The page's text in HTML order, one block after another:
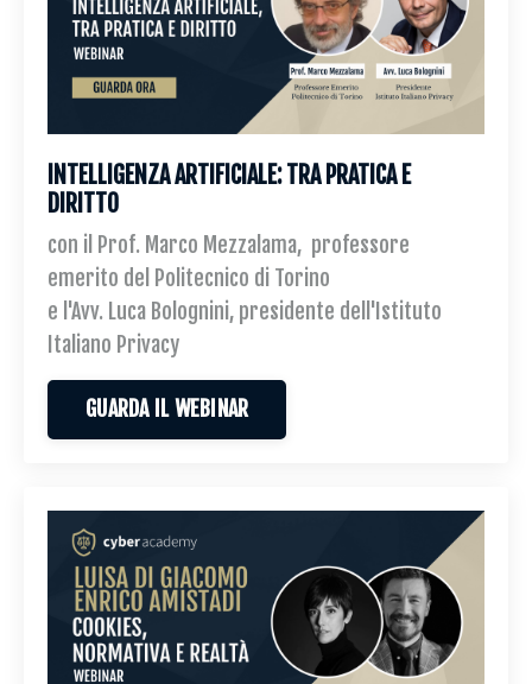
INTELLIGENZA ARTIFICIALE: TRA PRATICA E
DIRITTO
con il Prof. Marco Mezzalama, professore
emerito del Politecnico di Torino
e l'Avv. Luca Bolognini, presidente dell'Istituto
Italiano Privacy
GUARDA IL WEBINAR